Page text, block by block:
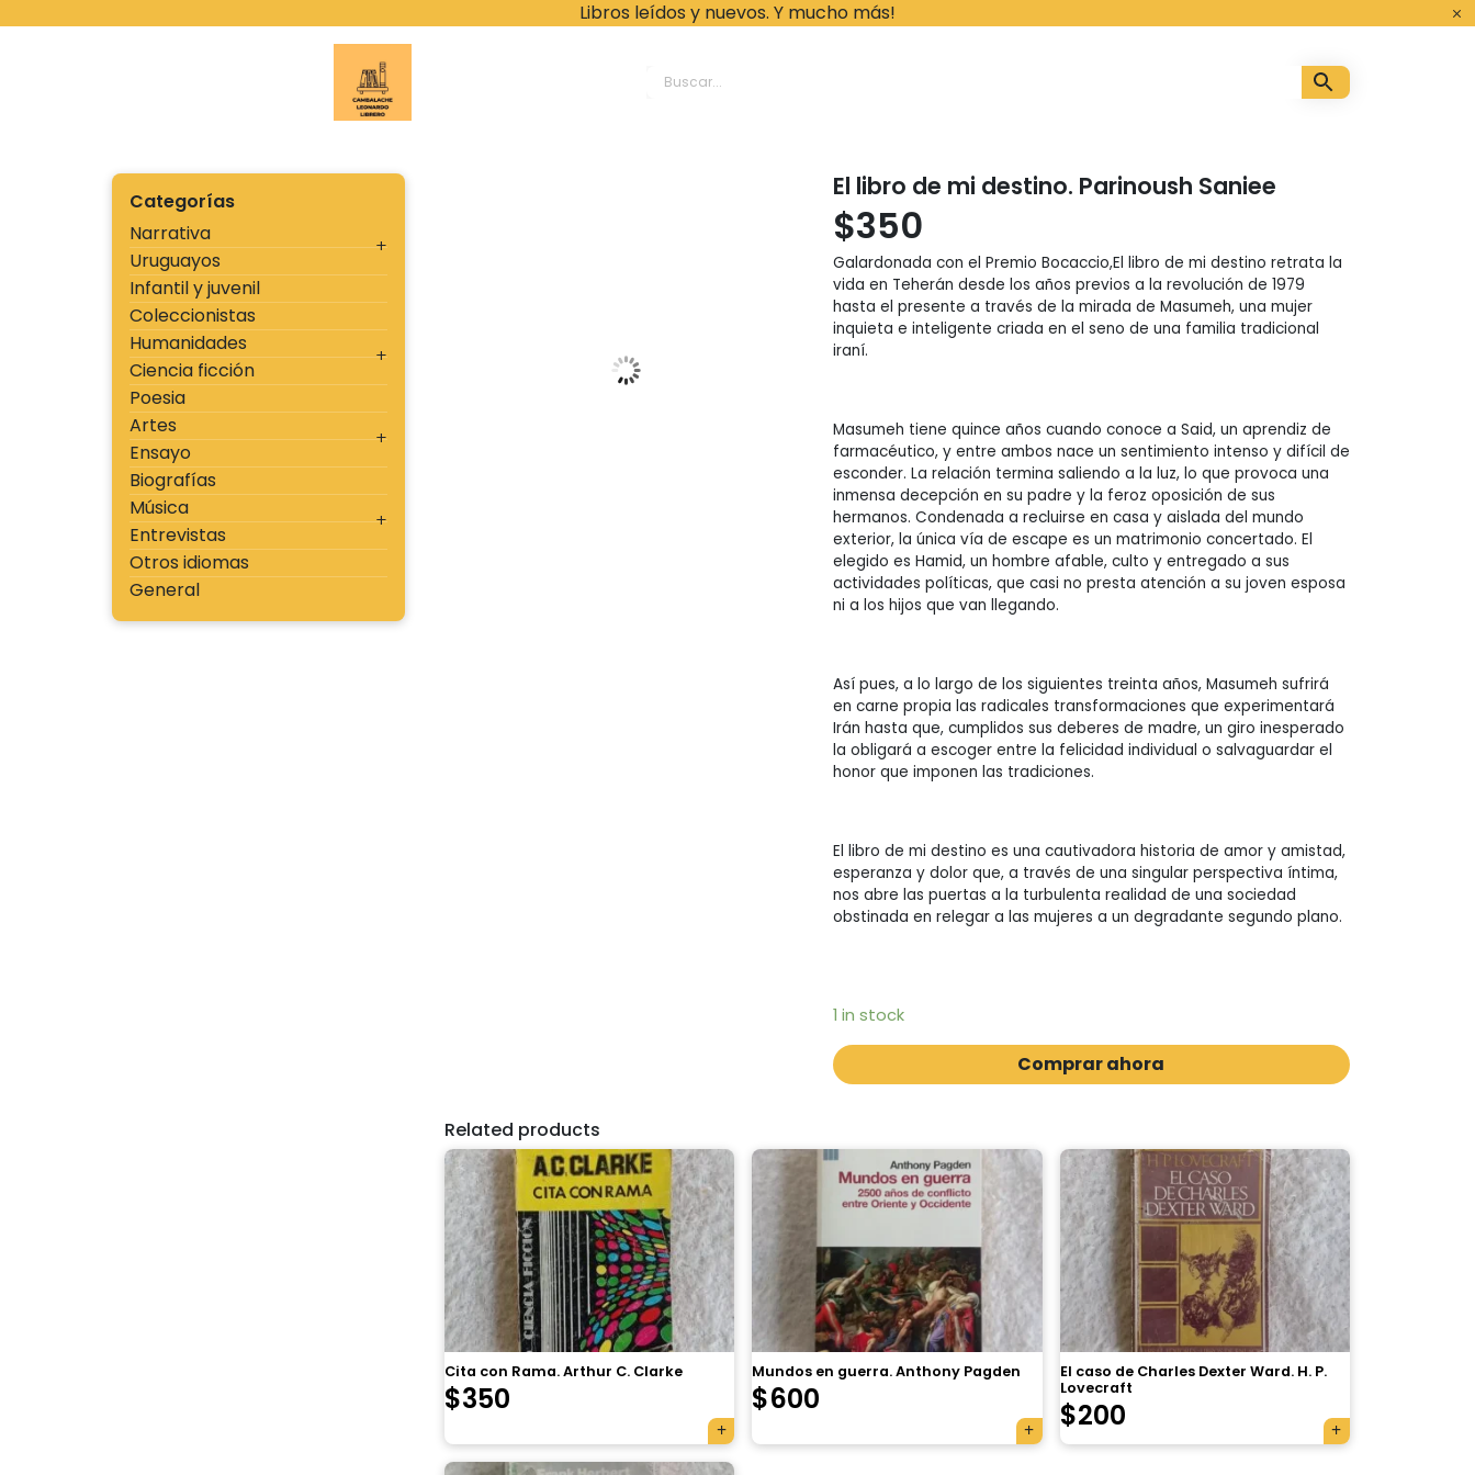
Libros leídos y nuevos. Y mucho más!
Categorías
Narrativa
Uruguayos
Infantil y juvenil
Coleccionistas
Humanidades
Ciencia ficción
Poesia
Artes
Ensayo
Biografías
Música
Entrevistas
Otros idiomas
General
El libro de mi destino. Parinoush Saniee
$350
Galardonada con el Premio Bocaccio,El libro de mi destino retrata la
vida en Teherán desde los años previos a la revolución de 1979
hasta el presente a través de la mirada de Masumeh, una mujer
inquieta e inteligente criada en el seno de una familia tradicional
iraní.
Masumeh tiene quince años cuando conoce a Said, un aprendiz de
farmacéutico, y entre ambos nace un sentimiento intenso y difícil de
esconder. La relación termina saliendo a la luz, lo que provoca una
inmensa decepción en su padre y la feroz oposición de sus
hermanos. Condenada a recluirse en casa y aislada del mundo
exterior, la única vía de escape es un matrimonio concertado. El
elegido es Hamid, un hombre afable, culto y entregado a sus
actividades políticas, que casi no presta atención a su joven esposa
ni a los hijos que van llegando.
Así pues, a lo largo de los siguientes treinta años, Masumeh sufrirá
en carne propia las radicales transformaciones que experimentará
Irán hasta que, cumplidos sus deberes de madre, un giro inesperado
la obligará a escoger entre la felicidad individual o salvaguardar el
honor que imponen las tradiciones.
El libro de mi destino es una cautivadora historia de amor y amistad,
esperanza y dolor que, a través de una singular perspectiva íntima,
nos abre las puertas a la turbulenta realidad de una sociedad
obstinada en relegar a las mujeres a un degradante segundo plano.
1 in stock
Comprar ahora
Related products
Cita con Rama. Arthur C. Clarke
$350
Mundos en guerra. Anthony Pagden
$600
El caso de Charles Dexter Ward. H. P.
Lovecraft
$200